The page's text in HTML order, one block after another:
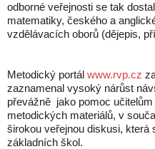
odborné veřejnosti se tak
matematiky, českého a
vzdělávacích oborů (dějepis,
Metodický portál www.rvp.cz
zaznamenal vysoký nárůst
převážně jako pomoc
metodických materiálů, v
širokou veřejnou diskusi,
základních škol.